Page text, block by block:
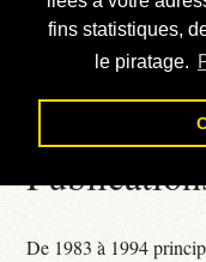
fins statistiques,
le piratage.
Téléchargement
Contact
De 1983 à 1994